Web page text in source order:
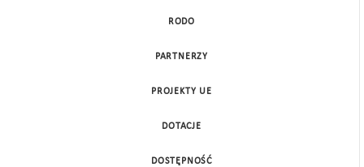
RODO
PARTNERZY
PROJEKTY UE
DOTACJE
DOSTĘPNOŚĆ